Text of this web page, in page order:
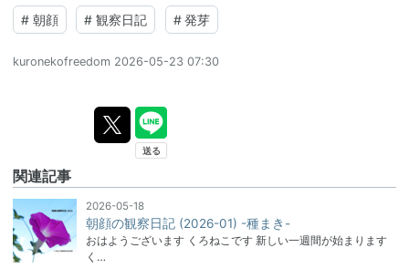
# 朝顔 # 観察日記 # 発芽
kuronekofreedom 2026-05-23 07:30
関連記事
2026-05-18
朝顔の観察日記 (2026-01) -種まき-
おはようございます くろねこです 新しい一週間が始まります
く…